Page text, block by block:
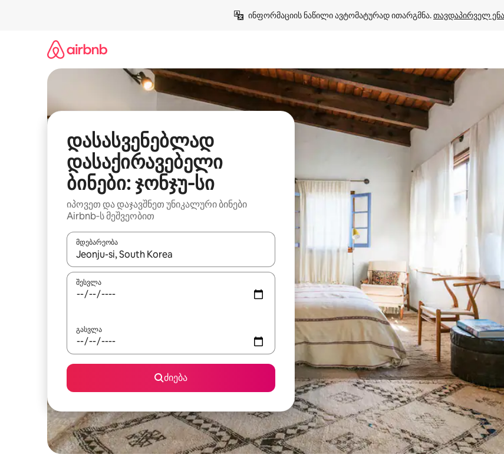
ინფორმაციის ნაწილი ავტომატურად ითარგმნა. თავდაპირველ
დასასვენებლად
დასაქირავებელი
ბინები: ჯონჯუ-სი
იპოვეთ და დაჯავშნეთ უნიკალური ბინები
Airbnb‑ს მეშვეობით
მდებარეობა
როცა შედეგები ხელმისაწვდომი გახდება, ნავიგაციისთვის გამოიყენეთ კლავიშები ზემოთ/ქვემოთ მიმართული
შესვლა
გასვლა
ძიება